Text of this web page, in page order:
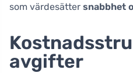
som värdesätter snabbhet
avgifter